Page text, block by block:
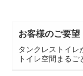
お客様のご要望
タンクレストイレ
トイレ空間まるご